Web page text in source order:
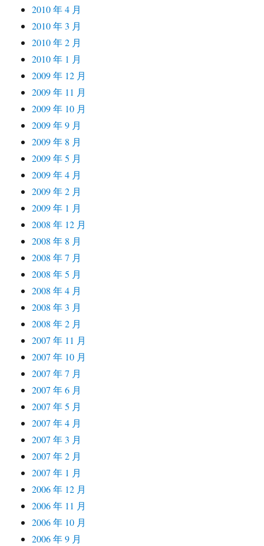
2010 年 4 月
2010 年 3 月
2010 年 2 月
2010 年 1 月
2009 年 12 月
2009 年 11 月
2009 年 10 月
2009 年 9 月
2009 年 8 月
2009 年 5 月
2009 年 4 月
2009 年 2 月
2009 年 1 月
2008 年 12 月
2008 年 8 月
2008 年 7 月
2008 年 5 月
2008 年 4 月
2008 年 3 月
2008 年 2 月
2007 年 11 月
2007 年 10 月
2007 年 7 月
2007 年 6 月
2007 年 5 月
2007 年 4 月
2007 年 3 月
2007 年 2 月
2007 年 1 月
2006 年 12 月
2006 年 11 月
2006 年 10 月
2006 年 9 月